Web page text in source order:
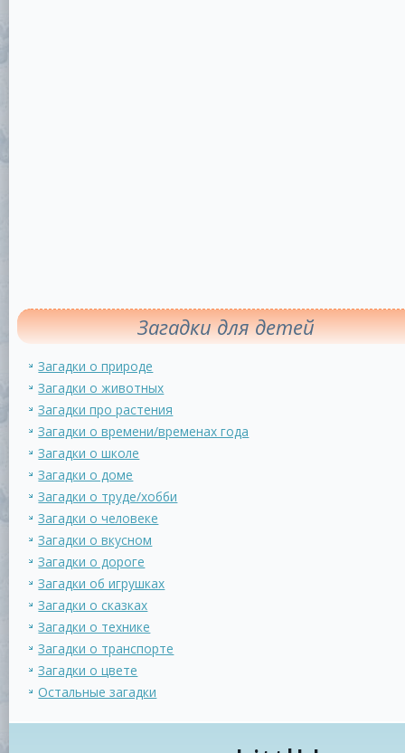
Загадки для детей
Загадки о природе
Загадки о животных
Загадки про растения
Загадки о времени/временах года
Загадки о школе
Загадки о доме
Загадки о труде/хобби
Загадки о человеке
Загадки о вкусном
Загадки о дороге
Загадки об игрушках
Загадки о сказках
Загадки о технике
Загадки о транспорте
Загадки о цвете
Остальные загадки